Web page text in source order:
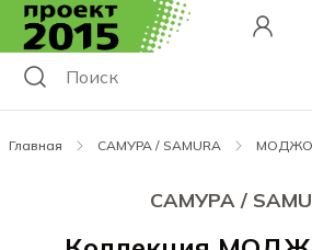
Главная САМУРА / SAMURA МОДЖО
САМУРА /